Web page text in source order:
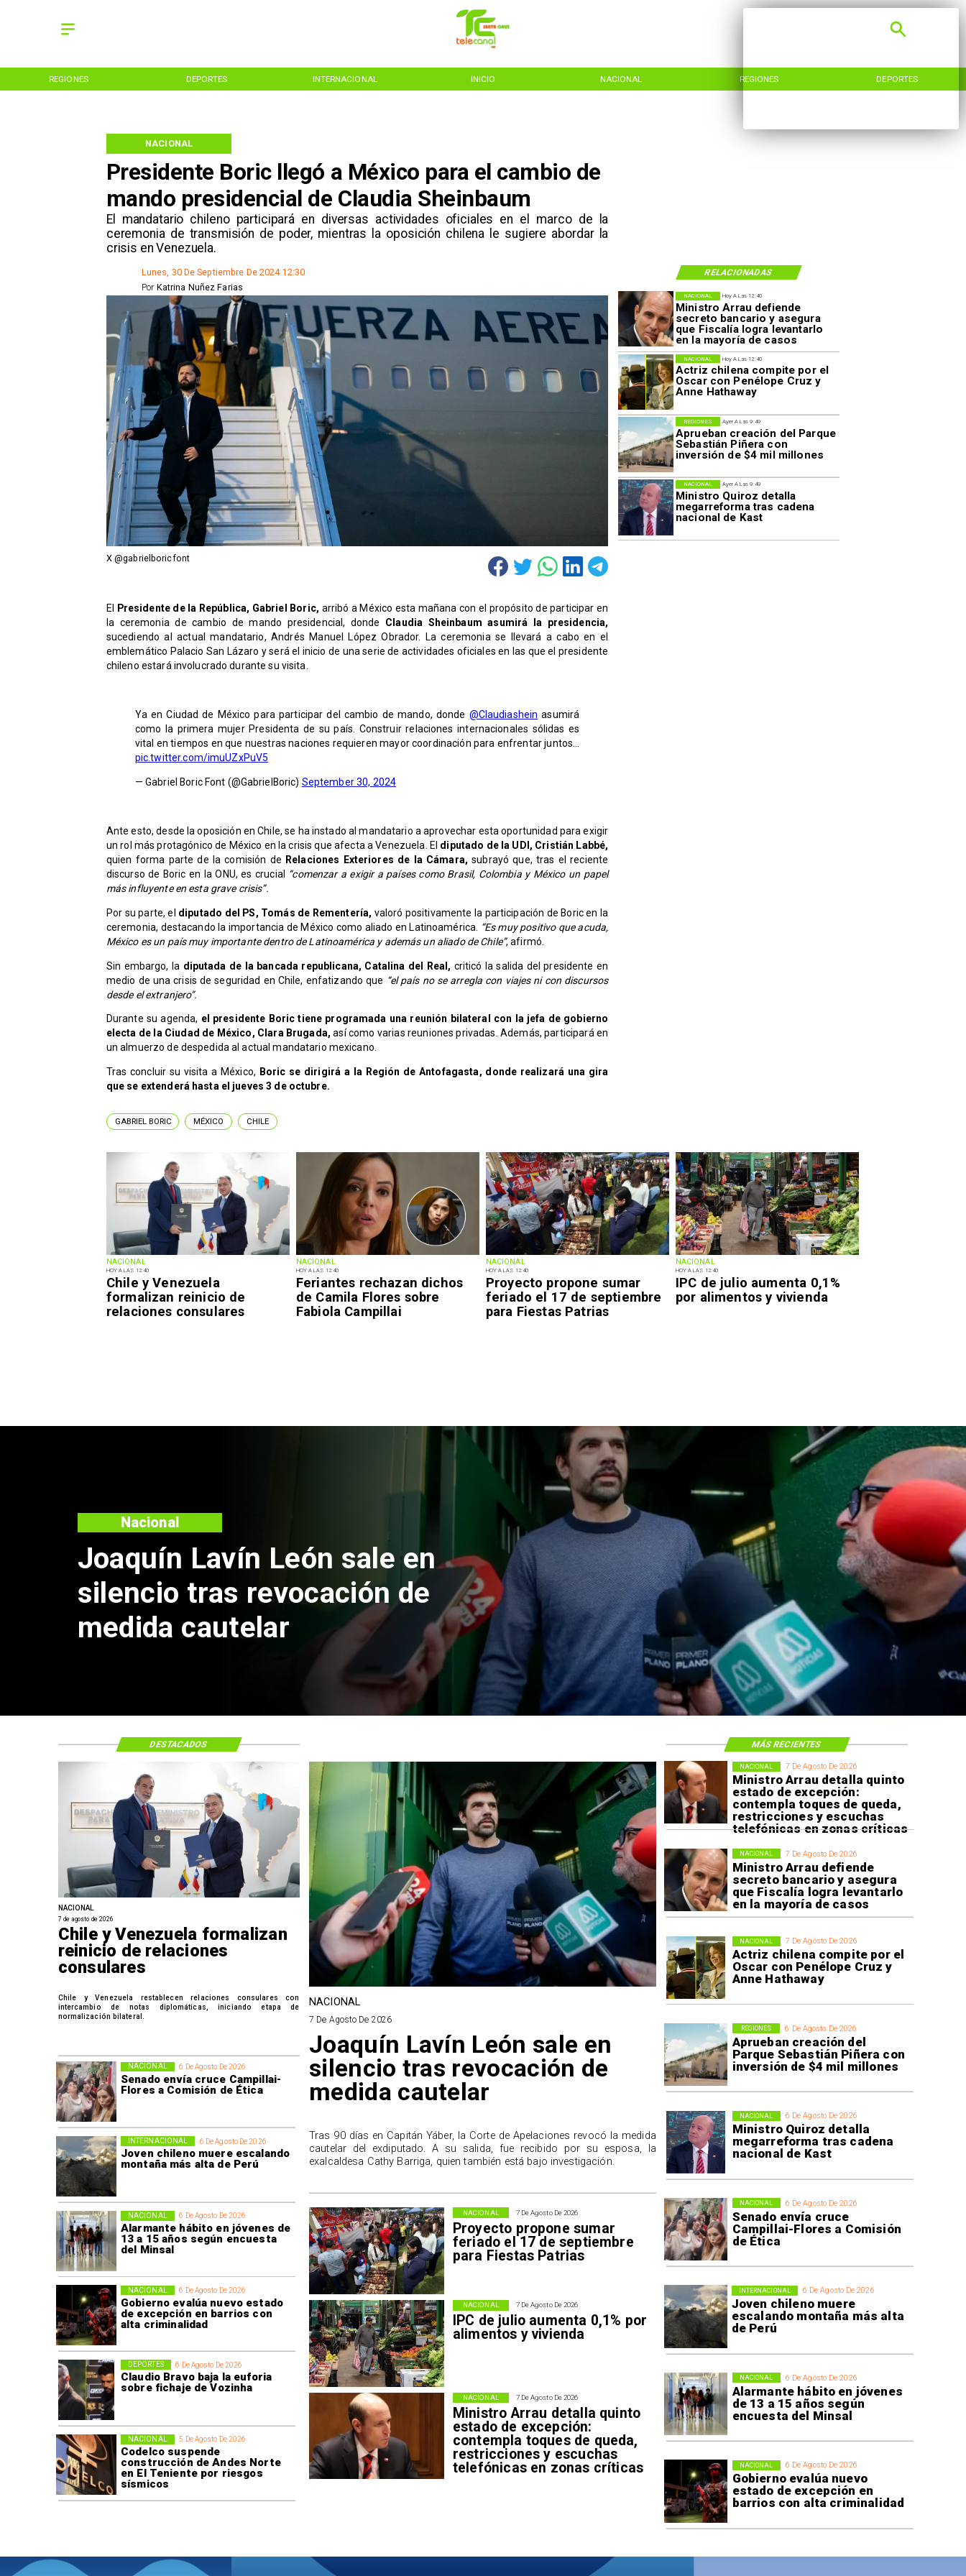
REGIONES DEPORTES INTERNACIONAL INICIO NACIONAL REGIONES DEPORTES
Presidente Boric llegó a México para el cambio de
mando presidencial de Claudia Sheinbaum
​El mandatario chileno participará en diversas actividades oficiales en el marco de la
ceremonia de transmisión de poder, mientras la oposición chilena le sugiere abordar la
crisis en Venezuela.
NACIONAL
RELACIONADAS
Lunes, 30 De Septiembre De 2024 12:30
Katrina Nuñez Farias
Por
X @gabrielboricfont
NACIONAL
HOY A LAS 12:40
Chile y Venezuela
formalizan reinicio de
relaciones consulares
NACIONAL
HOY A LAS 12:40
Feriantes rechazan dichos
de Camila Flores sobre
Fabiola Campillai
NACIONAL
HOY A LAS 12:40
Proyecto propone sumar
feriado el 17 de septiembre
para Fiestas Patrias
NACIONAL
HOY A LAS 12:40
IPC de julio aumenta 0,1%
por alimentos y vivienda
Hoy A Las 12:40
Ministro Arrau defiende
secreto bancario y asegura
que Fiscalía logra levantarlo
en la mayoría de casos
NACIONAL
Hoy A Las 12:40
Actriz chilena compite por el
Oscar con Penélope Cruz y
Anne Hathaway
NACIONAL
Ayer A Las 9:49
Aprueban creación del Parque
Sebastián Piñera con
inversión de $4 mil millones
REGIONES
Ayer A Las 9:49
Ministro Quiroz detalla
megarreforma tras cadena
nacional de Kast
NACIONAL
El Presidente de la República, Gabriel Boric, arribó a México esta mañana con el propósito de participar en
la ceremonia de cambio de mando presidencial, donde Claudia Sheinbaum asumirá la presidencia,
sucediendo al actual mandatario, Andrés Manuel López Obrador. La ceremonia se llevará a cabo en el
emblemático Palacio San Lázaro y será el inicio de una serie de actividades oficiales en las que el presidente
chileno estará involucrado durante su visita.
Ya en Ciudad de México para participar del cambio de mando, donde @Claudiashein asumirá
como la primera mujer Presidenta de su país. Construir relaciones internacionales sólidas es
vital en tiempos en que nuestras naciones requieren mayor coordinación para enfrentar juntos…
pic.twitter.com/imuUZxPuV5
— Gabriel Boric Font (@GabrielBoric) September 30, 2024
Ante esto, desde la oposición en Chile, se ha instado al mandatario a aprovechar esta oportunidad para exigir
un rol más protagónico de México en la crisis que afecta a Venezuela. El diputado de la UDI, Cristián Labbé,
quien forma parte de la comisión de Relaciones Exteriores de la Cámara, subrayó que, tras el reciente
discurso de Boric en la ONU, es crucial “comenzar a exigir a países como Brasil, Colombia y México un papel
más influyente en esta grave crisis”.
Por su parte, el diputado del PS, Tomás de Rementería, valoró positivamente la participación de Boric en la
ceremonia, destacando la importancia de México como aliado en Latinoamérica.
“Es muy positivo que acuda,
México es un país muy importante dentro de Latinoamérica y además un aliado de Chile”, afirmó.
Sin embargo, la diputada de la bancada republicana, Catalina del Real, criticó la salida del presidente en
medio de una crisis de seguridad en Chile, enfatizando que “el país no se arregla con viajes ni con discursos
desde el extranjero”.
Durante su agenda, el presidente Boric tiene programada una reunión bilateral con la jefa de gobierno
electa de la Ciudad de México, Clara Brugada,así como varias reuniones privadas. Además, participará en
un almuerzo de despedida al actual mandatario mexicano.
Tras concluir su visita a México, Boric se dirigirá a la Región de Antofagasta, donde realizará una gira
que se extenderá hasta el jueves 3 de octubre.
GABRIEL BORIC MÉXICO CHILE
Chile y Venezuela formalizan
reinicio de relaciones
consulares
Nacional
7 De Agosto De 2026
Ministro Arrau detalla quinto
estado de excepción:
contempla toques de queda,
restricciones y escuchas
telefónicas en zonas críticas
NACIONAL
7 De Agosto De 2026
Ministro Arrau defiende
secreto bancario y asegura
que Fiscalía logra levantarlo
en la mayoría de casos
NACIONAL
7 De Agosto De 2026
Actriz chilena compite por el
Oscar con Penélope Cruz y
Anne Hathaway
NACIONAL
6 De Agosto De 2026
Aprueban creación del
Parque Sebastián Piñera con
inversión de $4 mil millones
REGIONES
6 De Agosto De 2026
Ministro Quiroz detalla
megarreforma tras cadena
nacional de Kast
NACIONAL
6 De Agosto De 2026
Senado envía cruce
Campillai-Flores a Comisión
de Ética
NACIONAL
6 De Agosto De 2026
Joven chileno muere
escalando montaña más alta
de Perú
INTERNACIONAL
6 De Agosto De 2026
Alarmante hábito en jóvenes
de 13 a 15 años según
encuesta del Minsal
NACIONAL
6 De Agosto De 2026
Gobierno evalúa nuevo
estado de excepción en
barrios con alta criminalidad
NACIONAL
6 De Agosto De 2026
Senado envía cruce Campillai-
Flores a Comisión de Ética
NACIONAL
6 De Agosto De 2026
Joven chileno muere escalando
montaña más alta de Perú
INTERNACIONAL
6 De Agosto De 2026
Alarmante hábito en jóvenes de
13 a 15 años según encuesta
del Minsal
NACIONAL
6 De Agosto De 2026
Gobierno evalúa nuevo estado
de excepción en barrios con
alta criminalidad
NACIONAL
6 De Agosto De 2026
Claudio Bravo baja la euforia
sobre fichaje de Vozinha
DEPORTES
5 De Agosto De 2026
Codelco suspende
construcción de Andes Norte
en El Teniente por riesgos
sísmicos
NACIONAL
7 De Agosto De 2026
Proyecto propone sumar
feriado el 17 de septiembre
para Fiestas Patrias
NACIONAL
7 De Agosto De 2026
IPC de julio aumenta 0,1% por
alimentos y vivienda
NACIONAL
7 De Agosto De 2026
Ministro Arrau detalla quinto
estado de excepción:
contempla toques de queda,
restricciones y escuchas
telefónicas en zonas críticas
NACIONAL
NACIONAL
7 de agosto de 2026
Chile y Venezuela formalizan
reinicio de relaciones
consulares
Chile y Venezuela restablecen relaciones consulares con
intercambio de notas diplomáticas, iniciando etapa de
normalización bilateral.
NACIONAL
7 De Agosto De 2026
Joaquín Lavín León sale en
silencio tras revocación de
medida cautelar
Tras 90 días en Capitán Yáber, la Corte de Apelaciones revocó la medida
cautelar del exdiputado. A su salida, fue recibido por su esposa, la
exalcaldesa Cathy Barriga, quien también está bajo investigación.
DESTACADOS MÁS RECIENTES